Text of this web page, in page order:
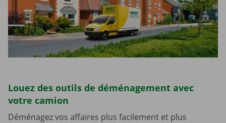
Louez des outils de déménagement avec
votre camion
Déménagez vos affaires plus facilement et plus